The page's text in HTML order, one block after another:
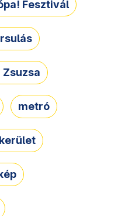
Fesztivál
Zsuzsa
metró